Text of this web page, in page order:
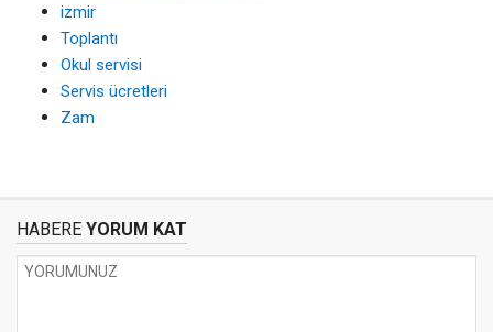
izmir
Toplantı
Okul servisi
Servis ücretleri
Zam
HABERE YORUM KAT